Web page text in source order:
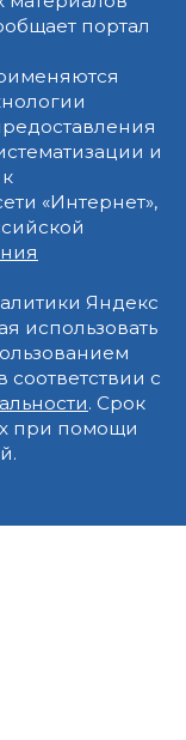
портал
и
«Интернет»,
Яндекс
использовать
с
. Срок
при помощи